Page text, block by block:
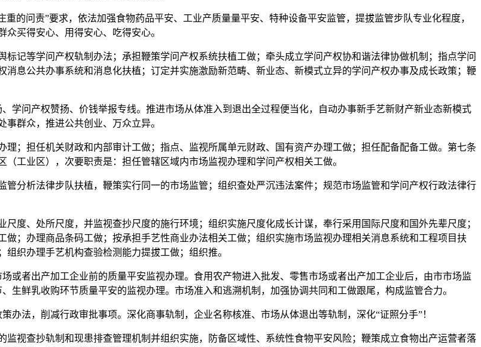
问责”要求，依法加强食物药品平安、工业产质量量平安、特种设备平安监管，提拔监管步队专业化程度，
买得安心、用得安心、吃得安心。
等学问产权轨制办法；承担鞭策学问产权系统扶植工做；牵头成立学问产权协和谐法律协做机制；指点学问
息公共办事系统和消息化扶植；订定并实施激励新范畴、新业态、新模式立异的学问产权办事及成长政策；鞭
问产权赞扬、价钱举报专线。推进市场从体准入到退出全过程便当化，自动办事新手艺新财产新业态新模式
群众，推进公共创业、万众立异。
担任机关财政和内部审计工做；指点、监视所属单元财政、国有资产办理工做；担任配备配备工做。第七条
工业区），次要职责是：担任管辖区域内市场监视办理和学问产权相关工做。
析法律步队扶植，鞭策实行同一的市场监管；组织查处严沉违法案件；规范市场监管和学问产权行政法律行
、处所尺度，并监视查抄尺度的施行环境；组织实施尺度化成长计谋，奉行采用国际尺度和国外先辈尺度；
；办理商品条码工做；按承担手艺性商业办法相关工做；组织实施市场监视办理相关消息系统和工程项目扶
织办理手艺机构查验检测能力提拔工做；组织推。
者出产加工企业前的质量平安监视办理。食用农产物进入批发、零售市场或者出产加工企业后，由市市场监
生鲜乳收购环节质量平安的监视办理。市场准入和逃溯机制，加强协调共同和工做跟尾，构成监管合力。
法，削减行政审批事项。深化商事轨制，企业名称核准、市场从体退出等轨制，深化“证照分手”！
查抄轨制和现患排查管理机制并组织实施，防备区域性、系统性食物平安风险；鞭策成立食物出产运营者落